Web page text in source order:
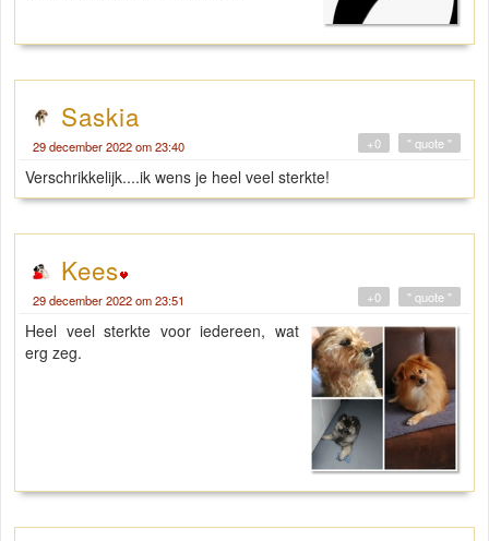
Saskia
29 december 2022 om 23:40 " quote "
+0
Verschrikkelijk....ik wens je heel veel sterkte!
Kees
29 december 2022 om 23:51 " quote "
+0
Heel veel sterkte voor iedereen, wat
erg zeg.